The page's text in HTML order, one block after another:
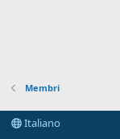
Membri
Italiano